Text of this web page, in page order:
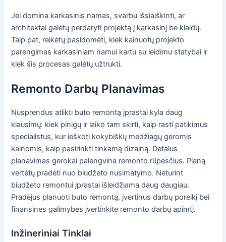
Jei domina karkasinis namas, svarbu išsiaiškinti, ar
architektai galėtų perdaryti projektą į karkasinį be klaidų.
Taip pat, reikėtų pasidomėti, kiek kainuotų projekto
parengimas karkasiniam namui kartu su leidimu statybai ir
kiek šis procesas galėtų užtrukti.
Remonto Darbų Planavimas
Nusprendus atlikti buto remontą įprastai kyla daug
klausimų: kiek pinigų ir laiko tam skirti, kaip rasti patikimus
specialistus, kur ieškoti kokybiškų medžiagų geromis
kainomis, kaip pasirinkti tinkamą dizainą. Detalus
planavimas gerokai palengvina remonto rūpesčius. Planą
vertėtų pradėti nuo biudžeto nusimatymo. Neturint
biudžeto remontui įprastai išleidžiama daug daugiau.
Pradėjus planuoti buto remontą, įvertinus darbų poreikį bei
finansines galimybes įvertinkite remonto darbų apimtį.
Inžineriniai Tinklai